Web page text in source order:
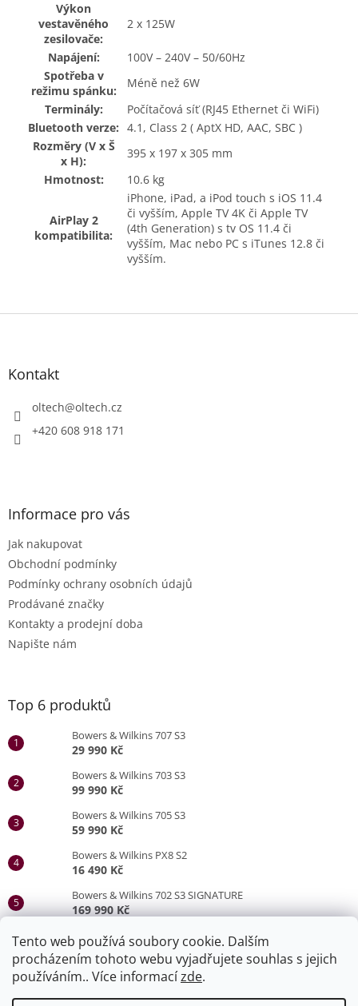
Tento web používá soubory cookie. Dalším
procházením tohoto webu vyjadřujete souhlas s jejich
používáním.. Více informacízde.
Výkon
vestavěného
zesilovače:
2 x 125W
Napájení:
100V – 240V – 50/60Hz
Spotřeba v
režimu spánku:
Méně než 6W
Terminály:
Počítačová síť (RJ45 Ethernet či WiFi)
Bluetooth verze: 4.1, Class 2 ( AptX HD, AAC, SBC )
Rozměry (V x Š
x H):
395 x 197 x 305 mm
Hmotnost:
10.6 kg
AirPlay 2
kompatibilita:
iPhone, iPad, a iPod touch s iOS 11.4
či vyšším, Apple TV 4K či Apple TV
(4th Generation) s tv OS 11.4 či
vyšším, Mac nebo PC s iTunes 12.8 či
vyšším.
Z
Kontakt
oltech@oltech.cz
+420 608 918 171
Informace pro vás
Jak nakupovat
Obchodní podmínky
Podmínky ochrany osobních údajů
Prodávané značky
Kontakty a prodejní doba
Napište nám
Top 6 produktů
Bowers & Wilkins 707 S3
29 990 Kč
Bowers & Wilkins 703 S3
99 990 Kč
Bowers & Wilkins 705 S3
59 990 Kč
Bowers & Wilkins PX8 S2
16 490 Kč
Bowers & Wilkins 702 S3 SIGNATURE
169 990 Kč
Bowers & Wilkins 705 S3 SIGNATURE
79 990 Kč